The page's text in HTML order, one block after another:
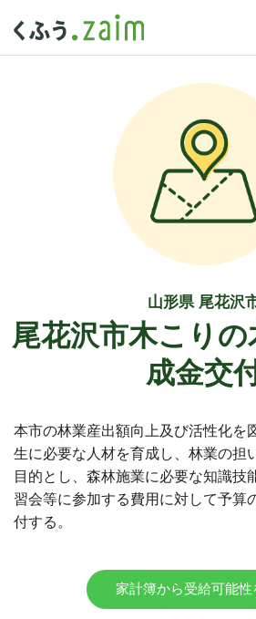
山形県 尾花沢
尾花沢市木こり
成金交
本市の林業産出額向上及び活性化を
生に必要な人材を育成し、林業の担
目的とし、森林施業に必要な知識技
習会等に参加する費用に対して予算
付する。
家計簿から受給可能性